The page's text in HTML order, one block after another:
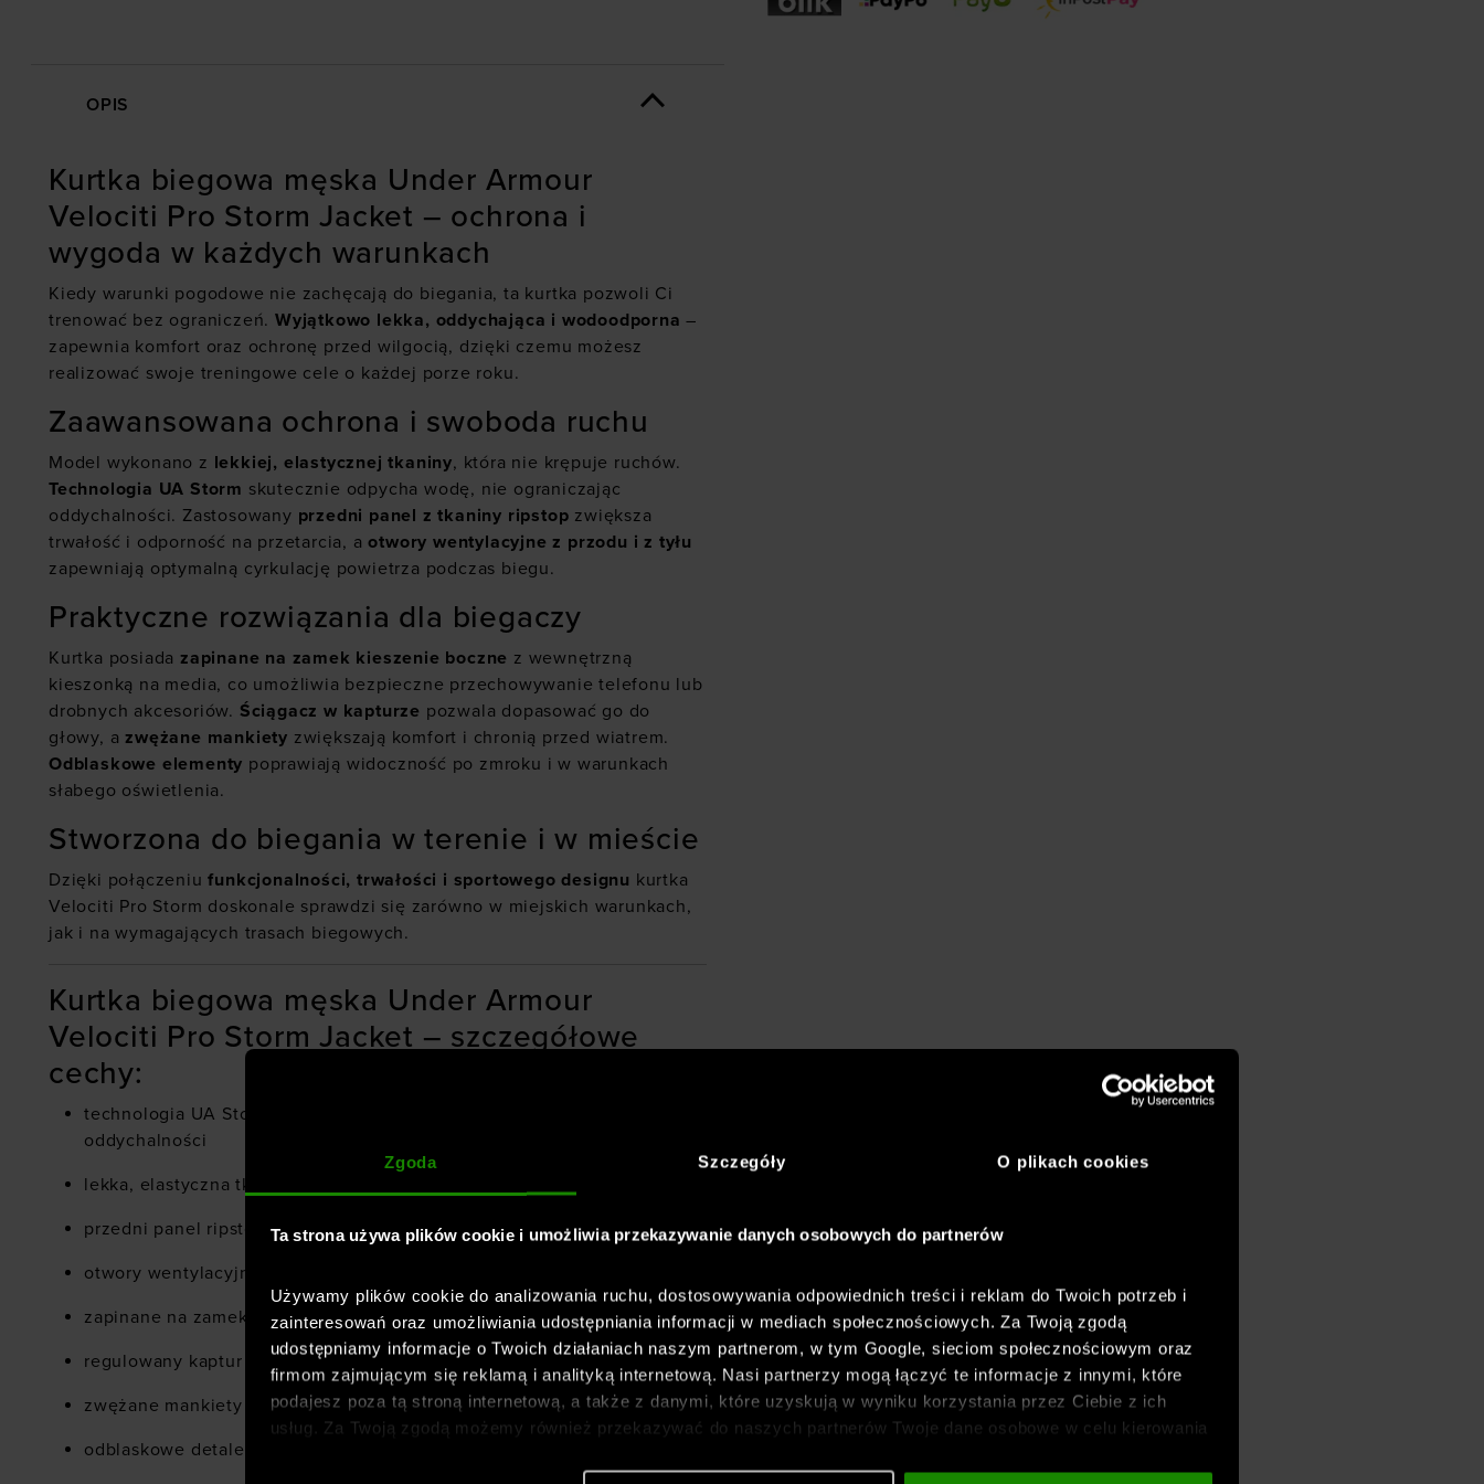
Zgoda Szczegóły O plikach cookies
Ta strona używa plików cookie i umożliwia przekazywanie danych osobowych do partnerów
Używamy plików cookie do analizowania ruchu, dostosowywania odpowiednich treści i reklam do Twoich potrzeb i
zainteresowań oraz umożliwiania udostępniania informacji w mediach społecznościowych. Za Twoją zgodą
udostępniamy informacje o Twoich działaniach naszym partnerom, w tym Google, sieciom społecznościowym oraz
firmom zajmującym się reklamą i analityką internetową. Nasi partnerzy mogą łączyć te informacje z innymi, które
podajesz poza tą stroną internetową, a także z danymi, które uzyskują w wyniku korzystania przez Ciebie z ich
usług. Za Twoją zgodą możemy również przekazywać do naszych partnerów Twoje dane osobowe w celu kierowania
OPIS
Kurtka biegowa męska Under Armour
Velociti Pro Storm Jacket – ochrona i
wygoda w każdych warunkach
Kiedy warunki pogodowe nie zachęcają do biegania, ta kurtka pozwoli Ci
trenować bez ograniczeń.Wyjątkowo lekka, oddychająca i wodoodporna –
zapewnia komfort oraz ochronę przed wilgocią, dzięki czemu możesz
realizować swoje treningowe cele o każdej porze roku.
Zaawansowana ochrona i swoboda ruchu
Model wykonano z lekkiej, elastycznej tkaniny, która nie krępuje ruchów.
Technologia UA Storm skutecznie odpycha wodę, nie ograniczając
oddychalności. Zastosowany przedni panel z tkaniny ripstop zwiększa
trwałość i odporność na przetarcia, aotwory wentylacyjne z przodu i z tyłu
zapewniają optymalną cyrkulację powietrza podczas biegu.
Praktyczne rozwiązania dla biegaczy
Kurtka posiada zapinane na zamek kieszenie boczne z wewnętrzną
kieszonką na media, co umożliwia bezpieczne przechowywanie telefonu lub
drobnych akcesoriów. Ściągacz w kapturze pozwala dopasować go do
głowy, a zwężane mankiety zwiększają komfort i chronią przed wiatrem.
Odblaskowe elementy poprawiają widoczność po zmroku i w warunkach
słabego oświetlenia.
Stworzona do biegania w terenie i w mieście
Dzięki połączeniufunkcjonalności, trwałości i sportowego designu kurtka
Velociti Pro Storm doskonale sprawdzi się zarówno w miejskich warunkach,
jak i na wymagających trasach biegowych.
Kurtka biegowa męska Under Armour
Velociti Pro Storm Jacket – szczegółowe
cechy:
technologia UA Storm – ochrona przed wilgocią przy zachowaniu
oddychalności
lekka, elastyczna tkanina dla pełnej swobody ruchów
przedni panel ripstop – zwiększona trwałość i odporność na przetarcia
otwory wentylacyjne z przodu i z tyłu dla lepszej cyrkulacji powietrza
zapinane na zamek kieszenie boczne z wewnętrzną kieszonką na media
regulowany kaptur ze ściągaczem
zwężane mankiety
odblaskowe detale zwiększające widoczność po zmroku